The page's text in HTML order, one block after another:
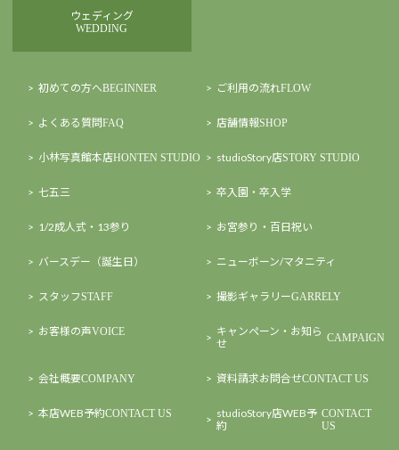
ウェディング
WEDDING
初めての方へBEGINNER ご利用の流れFLOW
よくある質問FAQ 店舗情報SHOP
小林写真館本店HONTEN STUDIO studioStory店STORY STUDIO
七五三 卒入園・卒入学
1/2成人式・13参り お宮参り・百日祝い
バースデー（誕生日） ニューボーン/マタニティ
スタッフSTAFF 撮影ギャラリーGARRELY
お客様の声VOICE
キャンペーン・お知ら
せ
CAMPAIGN
会社概要COMPANY 資料請求お問合せCONTACT US
本店WEB予約CONTACT US
studioStory店WEB予
約
CONTACT
US